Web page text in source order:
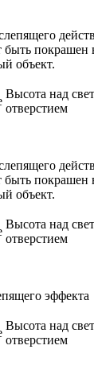
быть покрашен
объект.
Высота над
отверстием
быть покрашен
объект.
Высота над
отверстием
эффекта
Высота над
отверстием